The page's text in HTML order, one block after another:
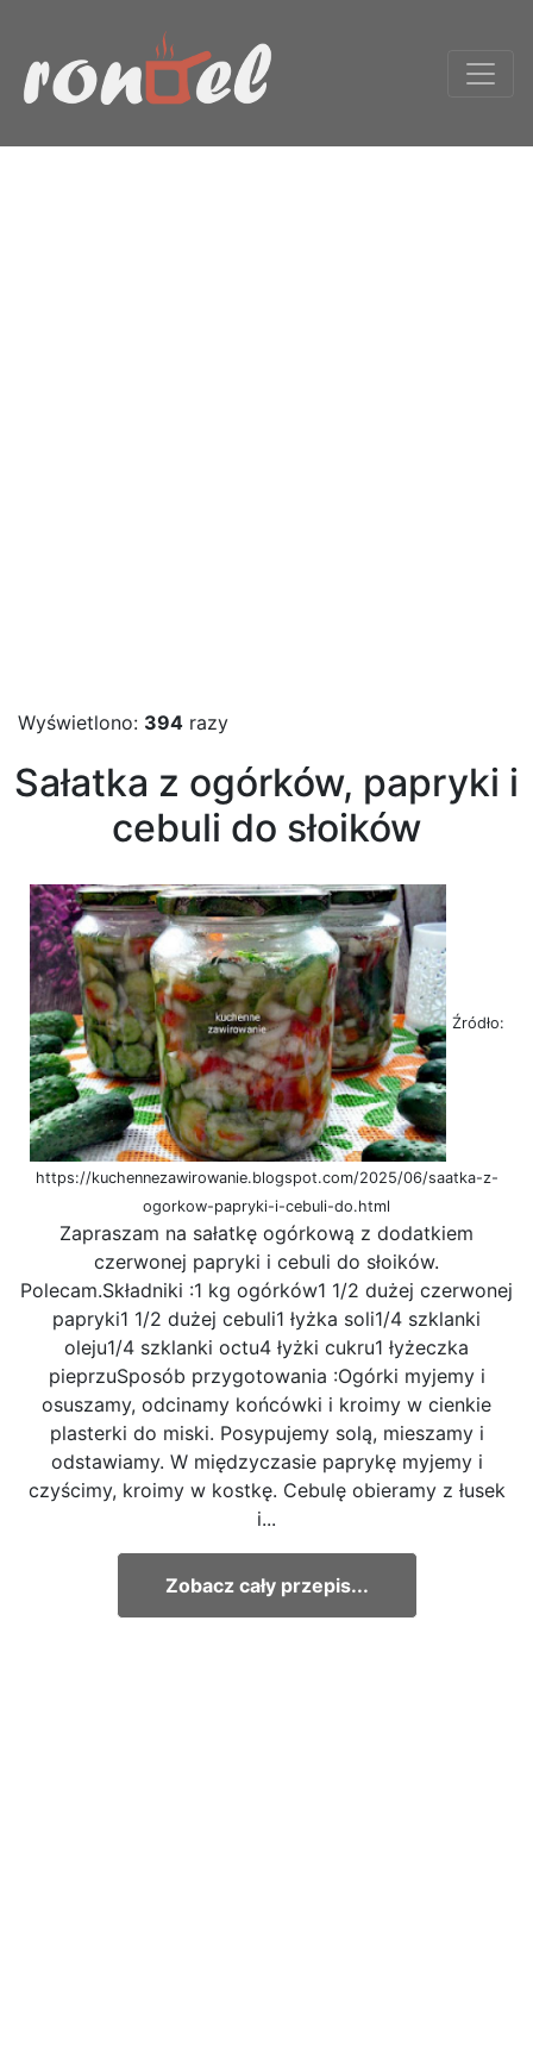
Wyświetlono: 394 razy
Sałatka z ogórków, papryki i
cebuli do słoików
Źródło:
https://kuchennezawirowanie.blogspot.com/2025/06/saatka-z-
ogorkow-papryki-i-cebuli-do.html
Zapraszam na sałatkę ogórkową z dodatkiem
czerwonej papryki i cebuli do słoików.
Polecam.Składniki :1 kg ogórków1 1/2 dużej czerwonej
papryki1 1/2 dużej cebuli1 łyżka soli1/4 szklanki
oleju1/4 szklanki octu4 łyżki cukru1 łyżeczka
pieprzuSposób przygotowania :Ogórki myjemy i
osuszamy, odcinamy końcówki i kroimy w cienkie
plasterki do miski. Posypujemy solą, mieszamy i
odstawiamy. W międzyczasie paprykę myjemy i
czyścimy, kroimy w kostkę. Cebulę obieramy z łusek
i...
Zobacz cały przepis...